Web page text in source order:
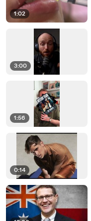
1:02
3:00
1:56
0:14